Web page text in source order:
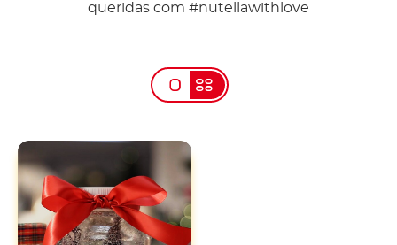
queridas com #nutellawithlove